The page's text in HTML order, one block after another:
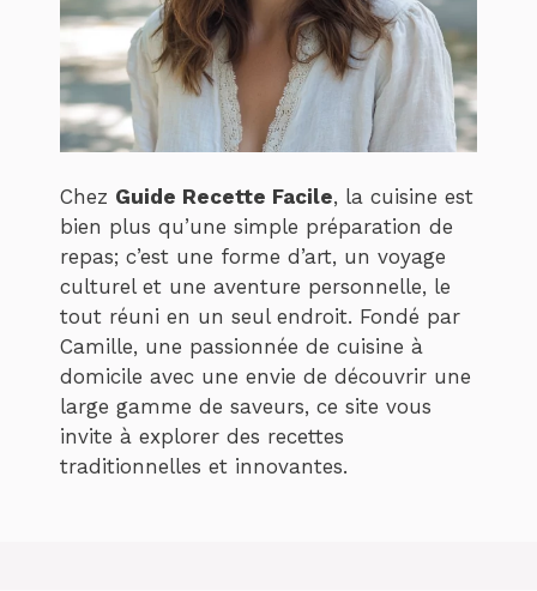
Chez Guide Recette Facile, la cuisine est
bien plus qu’une simple préparation de
repas; c’est une forme d’art, un voyage
culturel et une aventure personnelle, le
tout réuni en un seul endroit. Fondé par
Camille, une passionnée de cuisine à
domicile avec une envie de découvrir une
large gamme de saveurs, ce site vous
invite à explorer des recettes
traditionnelles et innovantes.